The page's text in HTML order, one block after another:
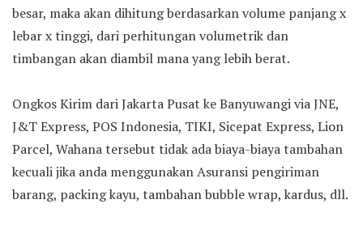
besar, maka akan dihitung berdasarkan volume panjang x
lebar x tinggi, dari perhitungan volumetrik dan
timbangan akan diambil mana yang lebih berat.
Ongkos Kirim dari Jakarta Pusat ke Banyuwangi via JNE,
J&T Express, POS Indonesia, TIKI, Sicepat Express, Lion
Parcel, Wahana tersebut tidak ada biaya-biaya tambahan
kecuali jika anda menggunakan Asuransi pengiriman
barang, packing kayu, tambahan bubble wrap, kardus, dll.